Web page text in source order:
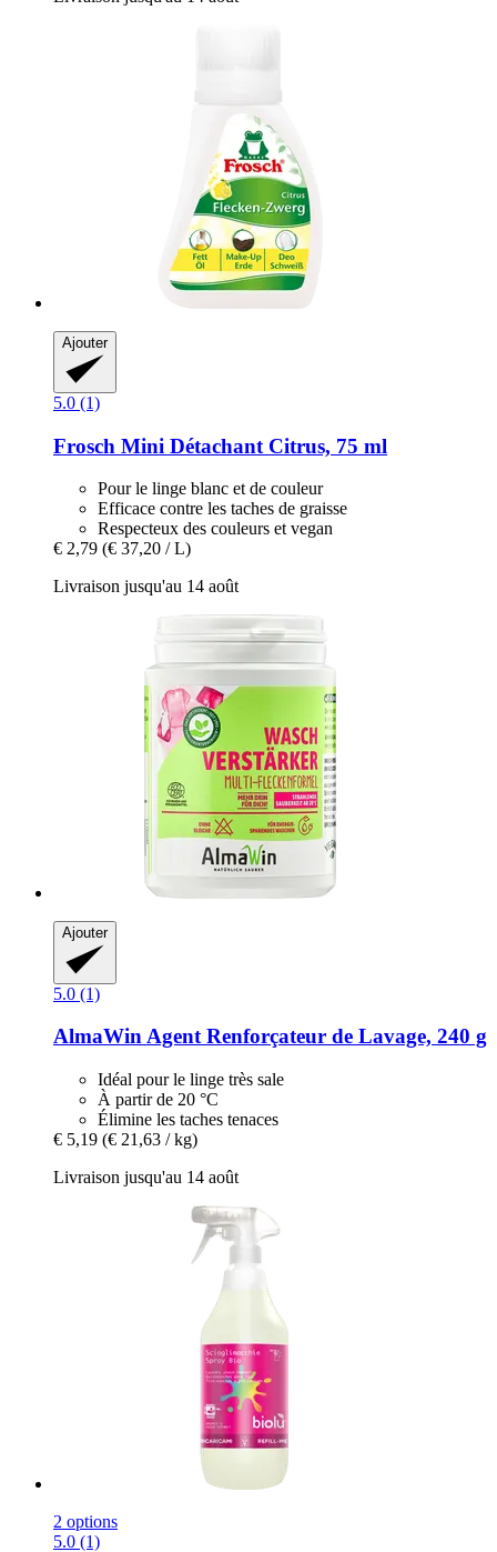
Ajouter
5.0 (1)
Frosch Mini Détachant Citrus, 75 ml
Pour le linge blanc et de couleur
Efficace contre les taches de graisse
Respecteux des couleurs et vegan
€ 2,79 (€ 37,20 / L)
Livraison jusqu'au 14 août
Ajouter
5.0 (1)
AlmaWinAgent Renforçateur de Lavage, 240 g
Idéal pour le linge très sale
À partir de 20 °C
Élimine les taches tenaces
€ 5,19 (€ 21,63 / kg)
Livraison jusqu'au 14 août
2 options
5.0 (1)